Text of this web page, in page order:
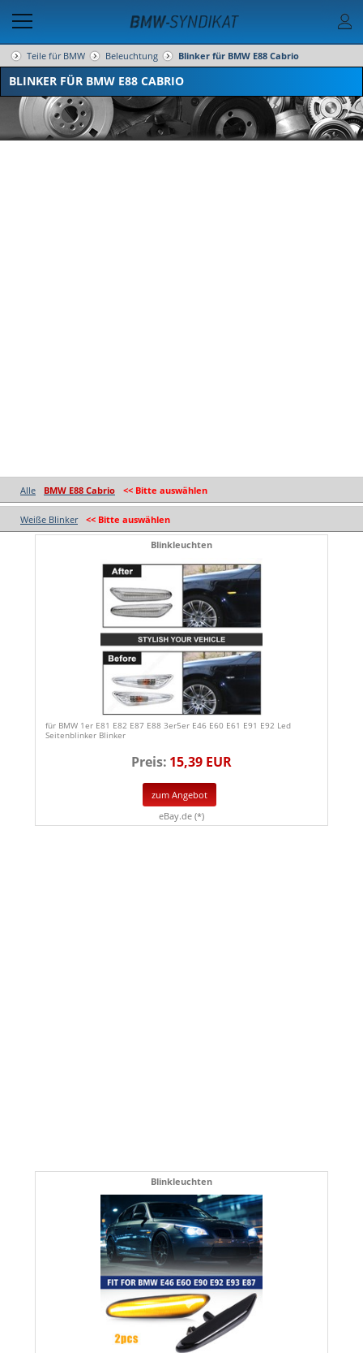
Teile für BMW Beleuchtung Blinker für BMW E88 Cabrio
BLINKER FÜR BMW E88 CABRIO
Alle BMW E88 Cabrio << Bitte auswählen
Weiße Blinker << Bitte auswählen
Blinkleuchten
für BMW 1er E81 E82 E87 E88 3er5er E46 E60 E61 E91 E92 Led
Seitenblinker Blinker
Preis: 15,39 EUR
zum Angebot
eBay.de (*)
Blinkleuchten